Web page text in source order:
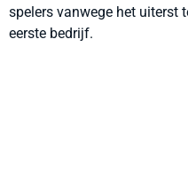
spelers vanwege het uiterst
eerste bedrijf.